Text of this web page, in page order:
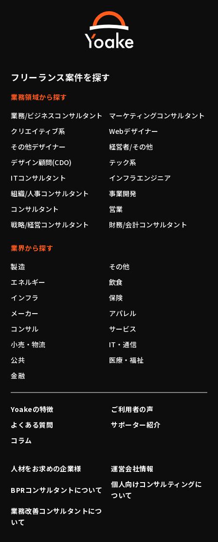
フリーランス案件を探す
業務領域から探す
業務/ビジネスコンサルタント
マーケティングコンサルタント
クリエイティブ系
Webデザイナー
その他デザイナー
経営者/その他
デザイン顧問(CDO)
テック系
ITコンサルタント
インフラエンジニア
組織/人事コンサルタント
事業開発
コンサルタント
営業
戦略/経営コンサルタント
財務/会計コンサルタント
業界から探す
製造
その他
エネルギー
飲食
インフラ
保険
メーカー
アパレル
コンサル
サービス
小売・物流
IT・通信
公共
医療・福祉
金融
Yoakeの特徴
ご利用者の声
よくある質問
サポーター紹介
コラム
人材をお求めの企業様 運営会社情報
BPRコンサルタントについて
個人向けコンサルティングに
ついて
業務改善コンサルタントにつ
いて